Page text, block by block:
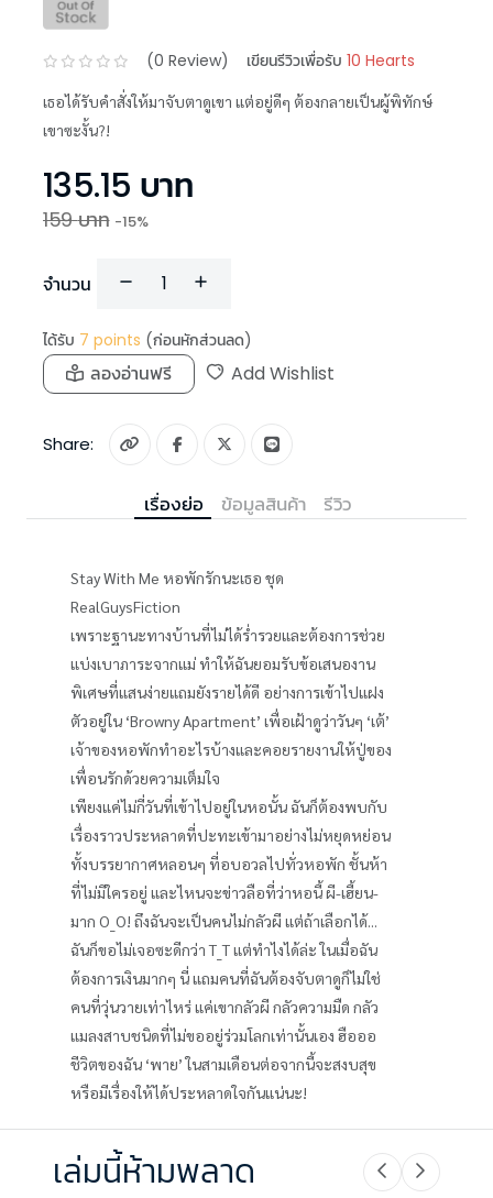
(0 Review) เขียนรีวิวเพื่อรับ 10 Hearts
เธอได้รับคำสั่งให้มาจับตาดูเขา แต่อยู่ดีๆ ต้องกลายเป็นผู้พิทักษ์
เขาซะงั้น?!
135.15 บาท
159บาท -15%
จำนวน
ได้รับ 7 points (ก่อนหักส่วนลด)
ลองอ่านฟรี Add Wishlist
Share:
เรื่องย่อ ข้อมูลสินค้า รีวิว
Stay With Me หอพักรักนะเธอ ชุด
RealGuysFiction
เพราะฐานะทางบ้านที่ไม่ได้ร่ำรวยและต้องการช่วย
แบ่งเบาภาระจากแม่ ทำให้ฉันยอมรับข้อเสนองาน
พิเศษที่แสนง่ายแถมยังรายได้ดี อย่างการเข้าไปแฝง
ตัวอยู่ใน ‘Browny Apartment’ เพื่อเฝ้าดูว่าวันๆ ‘เต้’
เจ้าของหอพักทำอะไรบ้างและคอยรายงานให้ปู่ของ
เพื่อนรักด้วยความเต็มใจ
เพียงแค่ไม่กี่วันที่เข้าไปอยู่ในหอนั้น ฉันก็ต้องพบกับ
เรื่องราวประหลาดที่ปะทะเข้ามาอย่างไม่หยุดหย่อน
ทั้งบรรยากาศหลอนๆ ที่อบอวลไปทั่วหอพัก ชั้นห้า
ที่ไม่มีใครอยู่ และไหนจะข่าวลือที่ว่าหอนี้ ผี-เฮี้ยน-
มาก O_O! ถึงฉันจะเป็นคนไม่กลัวผี แต่ถ้าเลือกได้...
ฉันก็ขอไม่เจอซะดีกว่า T_T แต่ทำไงได้ล่ะ ในเมื่อฉัน
ต้องการเงินมากๆ นี่ แถมคนที่ฉันต้องจับตาดูก็ไม่ใช่
คนที่วุ่นวายเท่าไหร่ แค่เขากลัวผี กลัวความมืด กลัว
แมลงสาบชนิดที่ไม่ขออยู่ร่วมโลกเท่านั้นเอง ฮือออ
ชีวิตของฉัน ‘พาย’ ในสามเดือนต่อจากนี้จะสงบสุข
หรือมีเรื่องให้ได้ประหลาดใจกันแน่นะ!
เล่มนี้ห้ามพลาด